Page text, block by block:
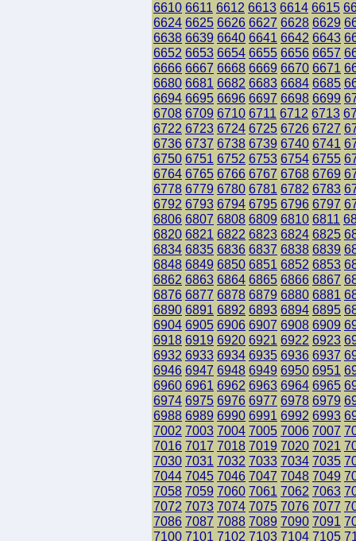
6610 6611 6612 6613 6614 6615
6624 6625 6626 6627 6628 6629
6638 6639 6640 6641 6642 6643
6652 6653 6654 6655 6656 6657
6666 6667 6668 6669 6670 6671
6680 6681 6682 6683 6684 6685
6694 6695 6696 6697 6698 6699
6708 6709 6710 6711 6712 6713
6722 6723 6724 6725 6726 6727
6736 6737 6738 6739 6740 6741
6750 6751 6752 6753 6754 6755
6764 6765 6766 6767 6768 6769
6778 6779 6780 6781 6782 6783
6792 6793 6794 6795 6796 6797
6806 6807 6808 6809 6810 6811
6820 6821 6822 6823 6824 6825
6834 6835 6836 6837 6838 6839
6848 6849 6850 6851 6852 6853
6862 6863 6864 6865 6866 6867
6876 6877 6878 6879 6880 6881
6890 6891 6892 6893 6894 6895
6904 6905 6906 6907 6908 6909
6918 6919 6920 6921 6922 6923
6932 6933 6934 6935 6936 6937
6946 6947 6948 6949 6950 6951
6960 6961 6962 6963 6964 6965
6974 6975 6976 6977 6978 6979
6988 6989 6990 6991 6992 6993
7002 7003 7004 7005 7006 7007
7016 7017 7018 7019 7020 7021
7030 7031 7032 7033 7034 7035
7044 7045 7046 7047 7048 7049
7058 7059 7060 7061 7062 7063
7072 7073 7074 7075 7076 7077
7086 7087 7088 7089 7090 7091
7100 7101 7102 7103 7104 7105